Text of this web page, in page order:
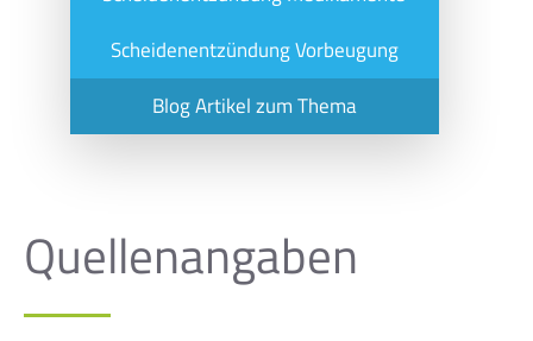
Scheidenentzündung Vorbeugung
Blog Artikel zum Thema
Quellenangaben